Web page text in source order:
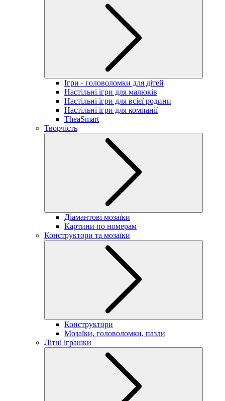
Ігри - головоломки для дітей
Настільні ігри для малюків
Настільні ігри для всієї родини
Настільні ігри для компанії
TheaSmart
Творчість
Діамантові мозаїки
Картини по номерам
Конструктори та мозаїки
Конструктори
Мозаїки, головоломки, пазли
Літні іграшки